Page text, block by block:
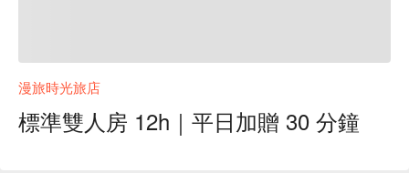
漫旅時光旅店
標準雙人房 12h｜平日加贈 30 分鐘